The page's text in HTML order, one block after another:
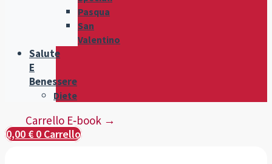
Pasqua
San
Valentino
Salute
E
Benessere
Diete
Carrello E‑book →
0,00 € 0 Carrello